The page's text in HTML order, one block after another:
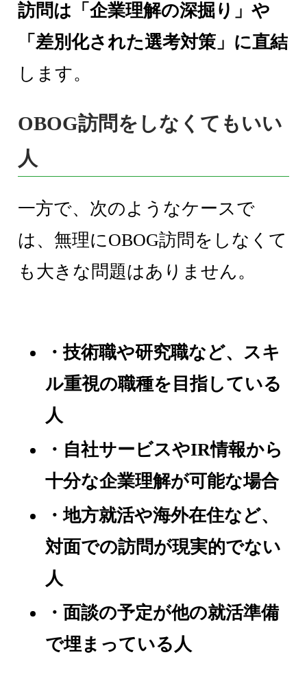
訪問は「企業理解の深掘り」や
「差別化された選考対策」に直結
します。
OBOG訪問をしなくてもいい
人
一方で、次のようなケースで
は、無理にOBOG訪問をしなくて
も大きな問題はありません。
・技術職や研究職など、スキ
ル重視の職種を目指している
人
・自社サービスやIR情報から
十分な企業理解が可能な場合
・地方就活や海外在住など、
対面での訪問が現実的でない
人
・面談の予定が他の就活準備
で埋まっている人